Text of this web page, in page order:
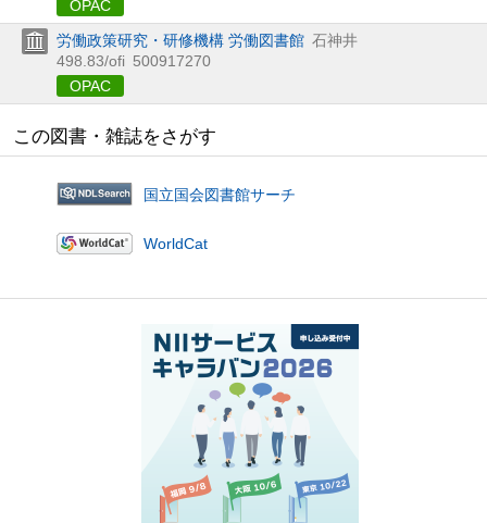
OPAC
労働政策研究・研修機構 労働図書館 石神井
498.83/ofi 500917270
OPAC
この図書・雑誌をさがす
国立国会図書館サーチ
WorldCat